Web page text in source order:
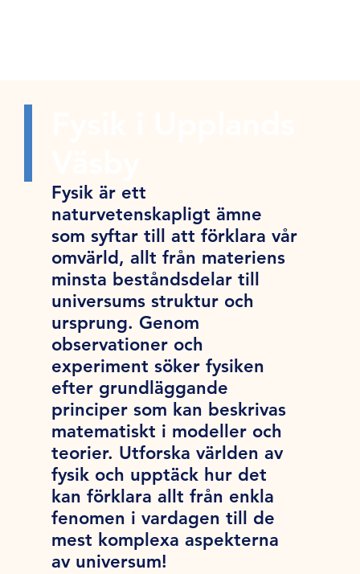
Fysik är ett
naturvetenskapligt ämne
som syftar till att förklara vår
omvärld, allt från materiens
minsta beståndsdelar till
universums struktur och
ursprung. Genom
observationer och
experiment söker fysiken
efter grundläggande
principer som kan beskrivas
matematiskt i modeller och
teorier. Utforska världen av
fysik och upptäck hur det
kan förklara allt från enkla
fenomen i vardagen till de
mest komplexa aspekterna
av universum!